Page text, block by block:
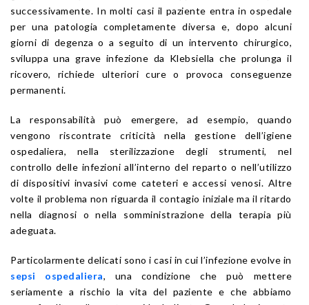
successivamente. In molti casi il paziente entra in ospedale
per una patologia completamente diversa e, dopo alcuni
giorni di degenza o a seguito di un intervento chirurgico,
sviluppa una grave infezione da Klebsiella che prolunga il
ricovero, richiede ulteriori cure o provoca conseguenze
permanenti.
La responsabilità può emergere, ad esempio, quando
vengono riscontrate criticità nella gestione dell’igiene
ospedaliera, nella sterilizzazione degli strumenti, nel
controllo delle infezioni all’interno del reparto o nell’utilizzo
di dispositivi invasivi come cateteri e accessi venosi. Altre
volte il problema non riguarda il contagio iniziale ma il ritardo
nella diagnosi o nella somministrazione della terapia più
adeguata.
Particolarmente delicati sono i casi in cui l’infezione evolve in
sepsi ospedaliera, una condizione che può mettere
seriamente a rischio la vita del paziente e che abbiamo